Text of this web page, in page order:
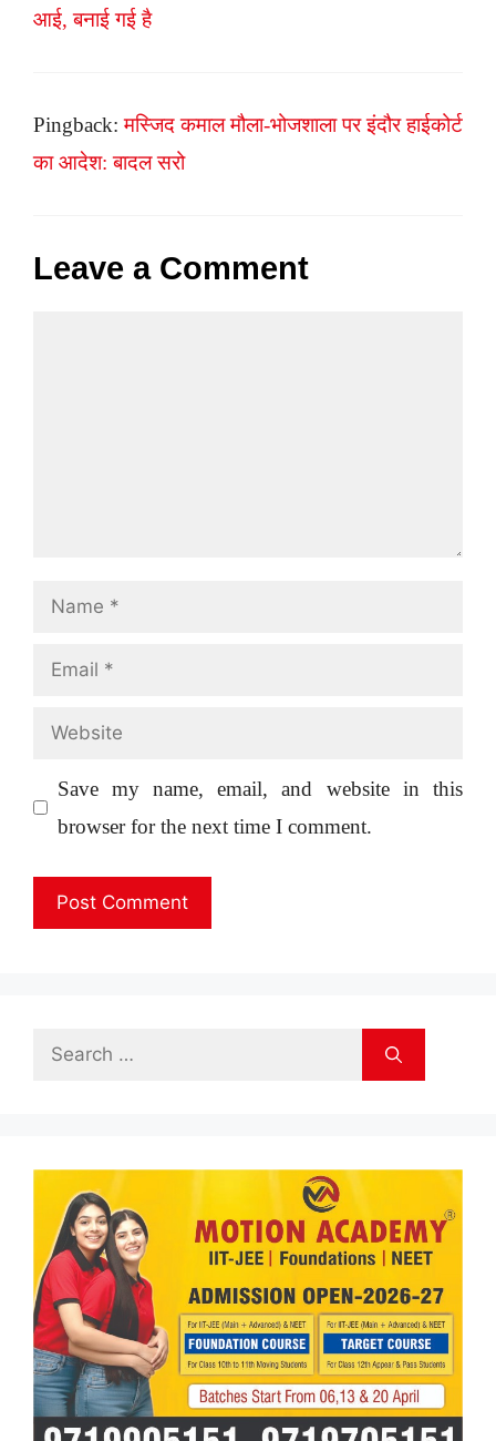
आई, बनाई गई है
Pingback:मस्जिद कमाल मौला-भोजशाला पर इंदौर हाईकोर्ट
का आदेश: बादल सरो
Leave a Comment
Name
Email
Website
Save my name, email, and website in this
browser for the next time I comment.
Search